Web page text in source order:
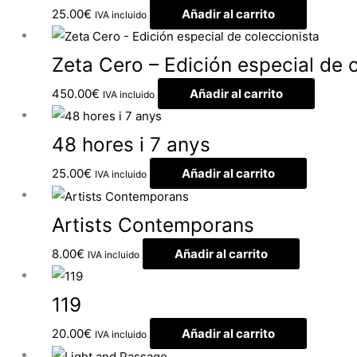
25.00€ IVA incluido Añadir al carrito
Zeta Cero – Edición especial de
450.00€ IVA incluido Añadir al carrito
48 hores i 7 anys
25.00€ IVA incluido Añadir al carrito
Artists Contemporans
8.00€ IVA incluido Añadir al carrito
119
20.00€ IVA incluido Añadir al carrito